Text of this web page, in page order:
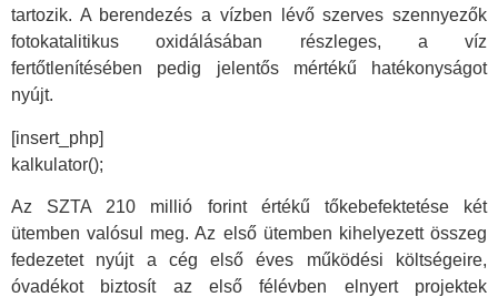
tartozik. A berendezés a vízben lévő szerves szennyezők
fotokatalitikus oxidálásában részleges, a víz
fertőtlenítésében pedig jelentős mértékű hatékonyságot
nyújt.
[insert_php]
kalkulator();
Az SZTA 210 millió forint értékű tőkebefektetése két
ütemben valósul meg. Az első ütemben kihelyezett összeg
fedezetet nyújt a cég első éves működési költségeire,
óvadékot biztosít az első félévben elnyert projektek